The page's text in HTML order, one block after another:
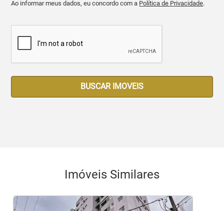
Ao informar meus dados, eu concordo com a Política de Privacidade.
BUSCAR IMOVEIS
Imóveis Similares